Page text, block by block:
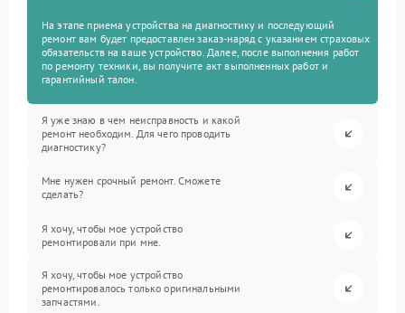
На этапе приема устройства на диагностику и последующий
ремонт вам будет предоставлен заказ-наряд с указанием страховых
обязательств на ваше устройство. Далее, после выполнения работ
по ремонту техники, вы получите акт выполненных работ и
гарантийный талон.
Я уже знаю в чем неисправность и какой
ремонт необходим. Для чего проводить
диагностику?
Мне нужен срочный ремонт. Сможете
сделать?
Я хочу, чтобы мое устройство
ремонтировали при мне.
Я хочу, чтобы мое устройство
ремонтировалось только оригинальными
запчастями.